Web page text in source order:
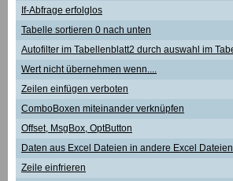
If-Abfrage erfolglos
Tabelle sortieren 0 nach unten
Autofilter im Tabellenblatt2 durch auswahl im
Wert nicht übernehmen wenn....
Zeilen einfügen verboten
ComboBoxen miteinander verknüpfen
Offset, MsgBox, OptButton
Daten aus Excel Dateien in andere Excel
Zeile einfrieren